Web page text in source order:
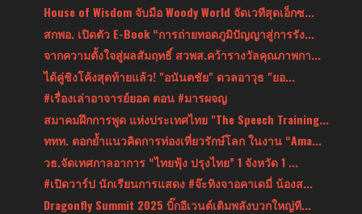
House of Wisdom จับมือ Woody World จัดเวทีสุดเอ็กซ...
สกพอ. เปิดตัว E-Book “การถ่ายทอดภูมิปัญญาสู่การรัง...
จากความตั้งใจสู่ผลสัมฤทธิ์ สวพส.คว้ารางวัลคุณภาพกา...
ได้คู่ชิงโค้งสุดท้ายแล้ว! "อนันตชัย" ดวลอาวุธ "ยอ...
#เรื่องเล่าอาจารย์ยอด ตอน #มารผจญ
สมาคมฝึกการพูด แห่งประเทศไทย "The Speech Training...
ททท. ตอกย้ำแนวคิดการท่องเที่ยวรักษ์โลก ในงาน “Ama...
วธ.จัดเทศกาลอาการ “ไทยฟุ้ง ปรุงไทย” 1 จังหวัด 1 ...
#เปิดวาร์ป นักเรียนการแสดง #จ๊ะทิงจาอคาเดมี่ น้องส...
Dragonfly Summit 2025 บิ๊กอีเวนต์เติมพลังบวกใหญ่ที...